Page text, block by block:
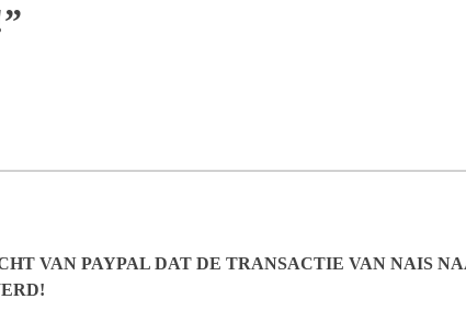
VAN PAYPAL DAT DE TRANSACTIE VAN NAIS